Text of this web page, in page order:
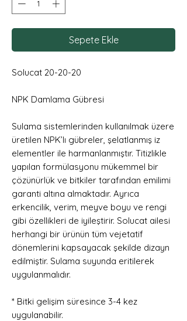
Sepete Ekle
Solucat 20-20-20
NPK Damlama Gübresi
Sulama sistemlerinden kullanılmak üzere
üretilen NPK’lı gübreler, şelatlanmış iz
elementler ile harmanlanmıştır. Titizlikle
yapılan formülasyonu mükemmel bir
çözünürlük ve bitkiler tarafından emilimi
garanti altına almaktadır. Ayrıca
erkencilik, verim, meyve boyu ve rengi
gibi özellikleri de iyileştirir. Solucat ailesi
herhangi bir ürünün tüm vejetatif
dönemlerini kapsayacak şekilde dizayn
edilmiştir. Sulama suyunda eritilerek
uygulanmalıdır.
* Bitki gelişim süresince 3-4 kez
uygulanabilir.